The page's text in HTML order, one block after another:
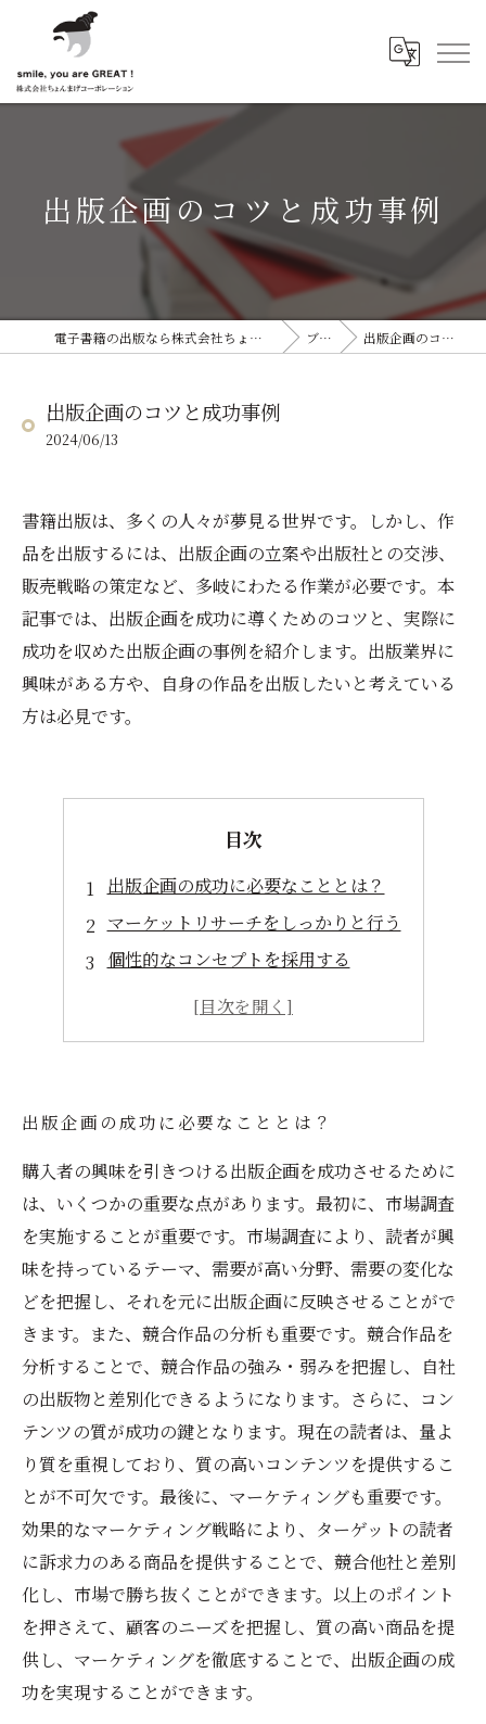
出版企画のコツと成功事例
電子書籍の出版なら株式会社ちょんまげコーポレーション ブログ 出版企画のコツと成功事例
出版企画のコツと成功事例
2024/06/13
書籍出版は、多くの人々が夢見る世界です。しかし、作
品を出版するには、出版企画の立案や出版社との交渉、
販売戦略の策定など、多岐にわたる作業が必要です。本
記事では、出版企画を成功に導くためのコツと、実際に
成功を収めた出版企画の事例を紹介します。出版業界に
興味がある方や、自身の作品を出版したいと考えている
方は必見です。
目次
出版企画の成功に必要なこととは？
マーケットリサーチをしっかりと行う
個性的なコンセプトを採用する
ネットワークを活用する
出版企画の成功に必要なこととは？
購入者の興味を引きつける出版企画を成功させるために
は、いくつかの重要な点があります。最初に、市場調査
を実施することが重要です。市場調査により、読者が興
味を持っているテーマ、需要が高い分野、需要の変化な
どを把握し、それを元に出版企画に反映させることがで
きます。また、競合作品の分析も重要です。競合作品を
分析することで、競合作品の強み・弱みを把握し、自社
の出版物と差別化できるようになります。さらに、コン
テンツの質が成功の鍵となります。現在の読者は、量よ
り質を重視しており、質の高いコンテンツを提供するこ
とが不可欠です。最後に、マーケティングも重要です。
効果的なマーケティング戦略により、ターゲットの読者
に訴求力のある商品を提供することで、競合他社と差別
化し、市場で勝ち抜くことができます。以上のポイント
を押さえて、顧客のニーズを把握し、質の高い商品を提
供し、マーケティングを徹底することで、出版企画の成
功を実現することができます。